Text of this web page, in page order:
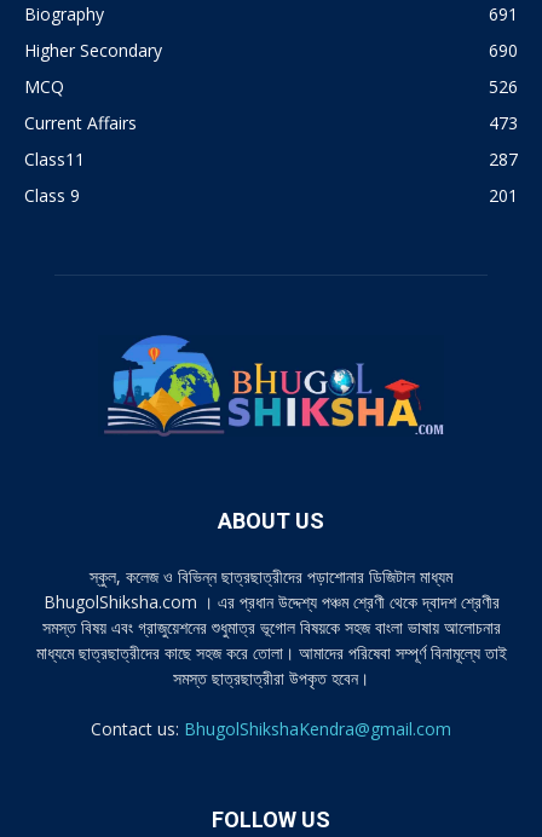
Biography
691
Higher Secondary
690
MCQ
526
Current Affairs
473
Class11
287
Class 9
201
ABOUT US
স্কুল, কলেজ ও বিভিন্ন ছাত্রছাত্রীদের পড়াশোনার ডিজিটাল মাধ্যম
BhugolShiksha.com । এর প্রধান উদ্দেশ্য পঞ্চম শ্রেণী থেকে দ্বাদশ শ্রেণীর
সমস্ত বিষয় এবং গ্রাজুয়েশনের শুধুমাত্র ভূগোল বিষয়কে সহজ বাংলা ভাষায় আলোচনার
মাধ্যমে ছাত্রছাত্রীদের কাছে সহজ করে তোলা। আমাদের পরিষেবা সম্পূর্ণ বিনামূল্যে তাই
সমস্ত ছাত্রছাত্রীরা উপকৃত হবেন।
Contact us: BhugolShikshaKendra@gmail.com
FOLLOW US